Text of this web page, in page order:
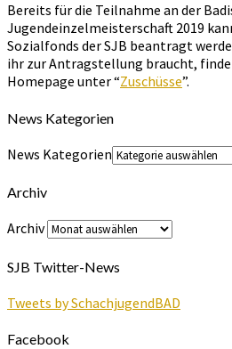
Bereits für die Teilnahme an der
Jugendeinzelmeisterschaft 2019
Sozialfonds der SJB beantragt
ihr zur Antragstellung braucht,
Homepage unter “Zuschüsse”.
News Kategorien
News Kategorien
Archiv
Archiv
SJB Twitter-News
Tweets by SchachjugendBAD
Facebook